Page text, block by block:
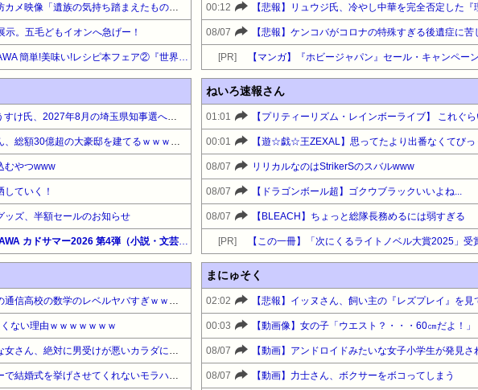
。五毛どもイオンへ急げー！
00:12
08/07
[PR]
むやつwww
ていく！
ッズ、半額セールのお知らせ
ねいろ速報さん
01:01
00:01 【遊☆戯☆王ZEXAL】思ってたより出番なくてびっ
08/07 リリカルなのはStrikerSのスバルwww
08/07 【ドラゴンボール超】ゴクウブラックいいよね...
08/07 【BLEACH】ちょっと総隊長務めるには弱すぎる
[PR]
ない理由ｗｗｗｗｗｗｗ
まにゅそく
02:02
00:03 【動画像】女の子「ウエスト？・・・60㎝だよ！」
08/07 【動画】アンドロイドみたいな女子小学生が発見さ
08/07 【動画】力士さん、ボクサーをボコってしまう